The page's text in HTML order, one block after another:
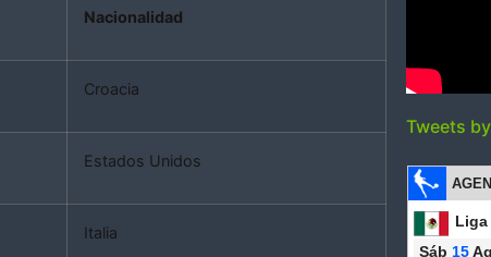
Nacionalidad
Croacia
Estados Unidos
Italia
Tweets